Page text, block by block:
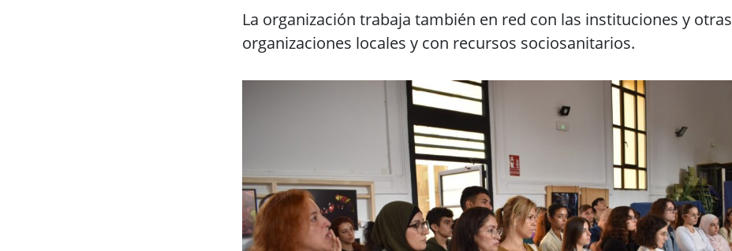
La organización trabaja también en red con las instituciones y otras
organizaciones locales y con recursos sociosanitarios.